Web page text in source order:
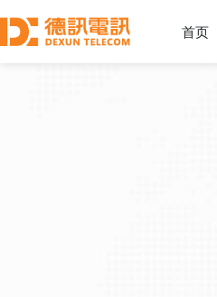
首页